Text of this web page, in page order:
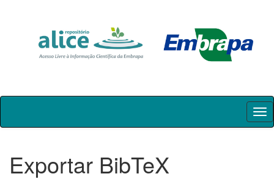
Skip
Exportar BibTeX